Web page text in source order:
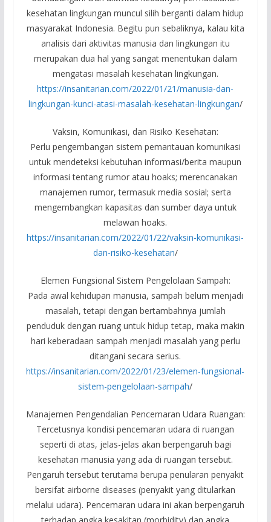
kesehatan lingkungan muncul silih berganti dalam hidup
masyarakat Indonesia. Begitu pun sebaliknya, kalau kita
analisis dari aktivitas manusia dan lingkungan itu
merupakan dua hal yang sangat menentukan dalam
mengatasi masalah kesehatan lingkungan.
https://insanitarian.com/2022/01/21/manusia-dan-
lingkungan-kunci-atasi-masalah-kesehatan-lingkungan/
Vaksin, Komunikasi, dan Risiko Kesehatan:
Perlu pengembangan sistem pemantauan komunikasi
untuk mendeteksi kebutuhan informasi/berita maupun
informasi tentang rumor atau hoaks; merencanakan
manajemen rumor, termasuk media sosial; serta
mengembangkan kapasitas dan sumber daya untuk
melawan hoaks.
https://insanitarian.com/2022/01/22/vaksin-komunikasi-
dan-risiko-kesehatan/
Elemen Fungsional Sistem Pengelolaan Sampah:
Pada awal kehidupan manusia, sampah belum menjadi
masalah, tetapi dengan bertambahnya jumlah
penduduk dengan ruang untuk hidup tetap, maka makin
hari keberadaan sampah menjadi masalah yang perlu
ditangani secara serius.
https://insanitarian.com/2022/01/23/elemen-fungsional-
sistem-pengelolaan-sampah/
Manajemen Pengendalian Pencemaran Udara Ruangan:
Tercetusnya kondisi pencemaran udara di ruangan
seperti di atas, jelas-jelas akan berpengaruh bagi
kesehatan manusia yang ada di ruangan tersebut.
Pengaruh tersebut terutama berupa penularan penyakit
bersifat airborne diseases (penyakit yang ditularkan
melalui udara). Pencemaran udara ini akan berpengaruh